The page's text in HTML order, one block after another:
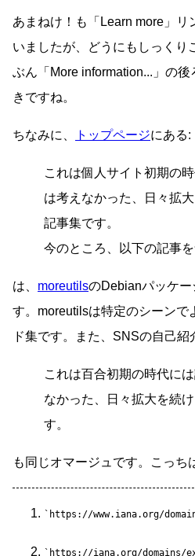
あまねけ！も「Learn more」リ
いましたが、どうにもしっくり
ぶん「More information...」の
きですね。
ちなみに、 トップページにある:
これは個人サイト初期の
は考えなかった、日々拡
記事集です。
今のところ、以下の記事
は、 moreutilsのDebianパッケ
す。moreutilsは特定のシーンで
ド集です。また、SNSの自己紹
これは百合初期の時代に
なかった、日々拡大を続
す。
も同じオマージュです。こっち
https://www.iana.org/
https://iana.org/domains/